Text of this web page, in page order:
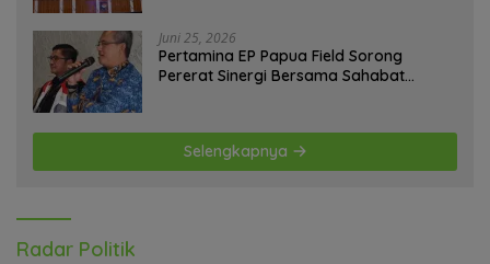
Juni 25, 2026
Pertamina EP Papua Field Sorong
Pererat Sinergi Bersama Sahabat
Selengkapnya
Radar Politik